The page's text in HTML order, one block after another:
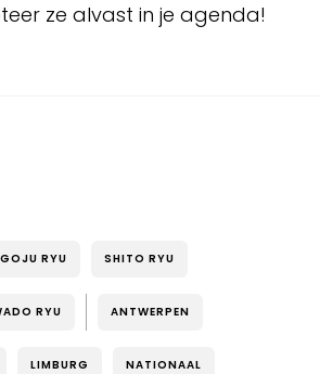
ze alvast in je agenda!
GOJU RYU SHITO RYU
RYU ANTWERPEN
LIMBURG NATIONAAL